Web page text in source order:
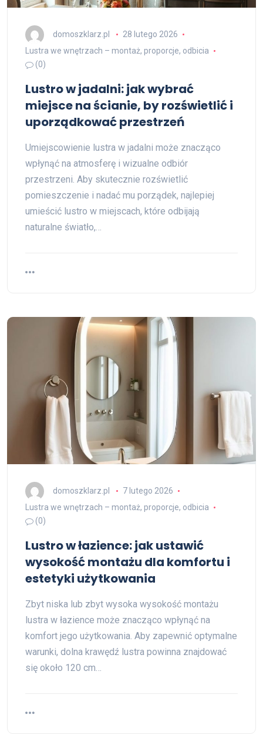
domoszklarz.pl
28 lutego 2026
Lustra we wnętrzach – montaż, proporcje, odbicia
(0)
Lustro w jadalni: jak wybrać
miejsce na ścianie, by rozświetlić i
uporządkować przestrzeń
Umiejscowienie lustra w jadalni może znacząco
wpłynąć na atmosferę i wizualne odbiór
przestrzeni. Aby skutecznie rozświetlić
pomieszczenie i nadać mu porządek, najlepiej
umieścić lustro w miejscach, które odbijają
naturalne światło,…
domoszklarz.pl
7 lutego 2026
Lustra we wnętrzach – montaż, proporcje, odbicia
(0)
Lustro w łazience: jak ustawić
wysokość montażu dla komfortu i
estetyki użytkowania
Zbyt niska lub zbyt wysoka wysokość montażu
lustra w łazience może znacząco wpłynąć na
komfort jego użytkowania. Aby zapewnić optymalne
warunki, dolna krawędź lustra powinna znajdować
się około 120 cm…